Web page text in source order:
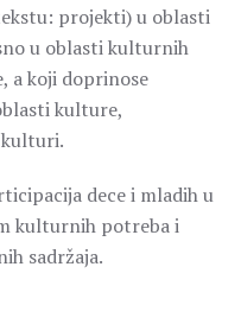
projekti) u oblasti
u oblasti kulturnih
a koji doprinose
kulture,
kulturi.
dece i mladih u
kulturnih potreba i
sadržaja.